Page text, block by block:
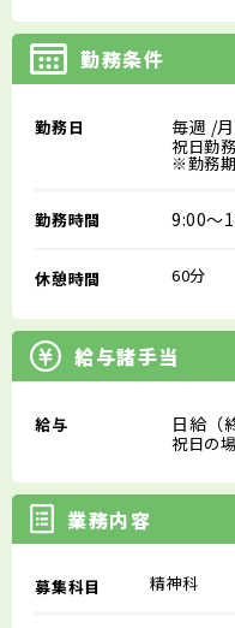
勤務条件
勤務日 毎週 /
祝日勤務
※勤務期
勤務時間 9:00～
休憩時間 60分
給与諸手当
給与 日給（
祝日の
業務内容
募集科目 精神科